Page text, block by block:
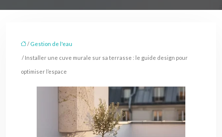
/ Gestion de l'eau
/ Installer une cuve murale sur sa terrasse : le guide design pour
optimiser l’espace